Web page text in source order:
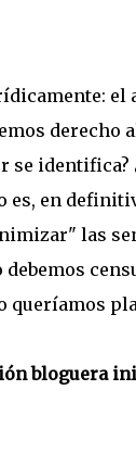
el
derecho
identifica?
es, en
las
queríamos
bloguera